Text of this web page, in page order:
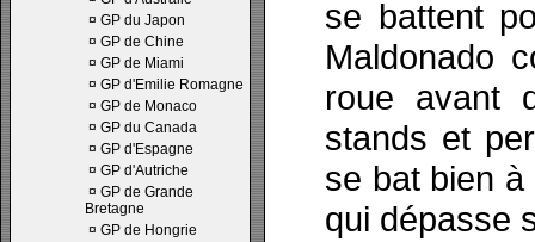
¤ GP du Japon
¤ GP de Chine
¤ GP de Miami
¤ GP d'Emilie Romagne
¤ GP de Monaco
¤ GP du Canada
¤ GP d'Espagne
¤ GP d'Autriche
¤ GP de Grande
Bretagne
¤ GP de Hongrie
se battent
Maldonado
roue avant
stands et
se bat bien à
qui dépasse